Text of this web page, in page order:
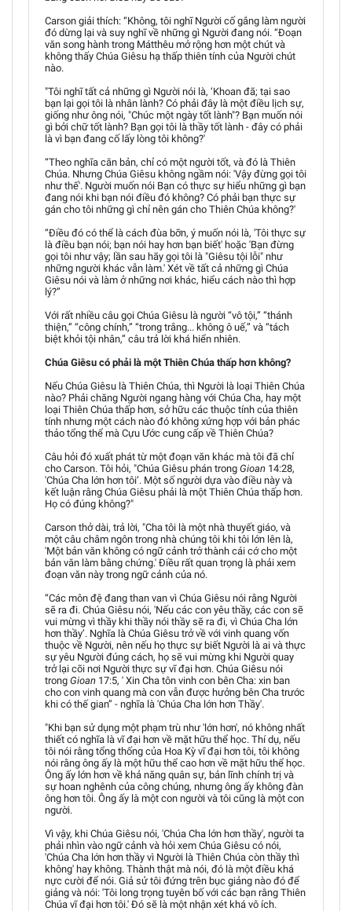
Carson giải thích: “Không, tôi nghĩ Người cố gắng làm người
đó dừng lại và suy nghĩ về những gì Người đang nói. “Đoạn
văn song hành trong Mátthêu mở rộng hơn một chút và
không thấy Chúa Giêsu hạ thấp thiên tính của Người chút
nào.
"Tôi nghĩ tất cả những gì Người nói là, ‘Khoan đã; tại sao
bạn lại gọi tôi là nhân lành? Có phải đây là một điều lịch sự,
giống như ông nói, "Chúc một ngày tốt lành"? Bạn muốn nói
gì bởi chữ tốt lành? Bạn gọi tôi là thầy tốt lành - đây có phải
là vì bạn đang cố lấy lòng tôi không?'
“Theo nghĩa căn bản, chỉ có một người tốt, và đó là Thiên
Chúa. Nhưng Chúa Giêsu không ngầm nói: 'Vậy đừng gọi tôi
như thế'. Người muốn nói Bạn có thực sự hiểu những gì bạn
đang nói khi bạn nói điều đó không? Có phải bạn thực sự
gán cho tôi những gì chỉ nên gán cho Thiên Chúa không?'
“Điều đó có thể là cách đùa bỡn, ý muốn nói là, 'Tôi thực sự
là điều bạn nói; bạn nói hay hơn bạn biết' hoặc 'Bạn đừng
gọi tôi như vậy; lần sau hãy gọi tôi là "Giêsu tội lỗi" như
những người khác vẫn làm.' Xét về tất cả những gì Chúa
Giêsu nói và làm ở những nơi khác, hiểu cách nào thì hợp
lý?”
Với rất nhiều câu gọi Chúa Giêsu là người “vô tội,” “thánh
thiện,” “công chính,” “trong trắng... không ô uế,” và “tách
biệt khỏi tội nhân,” câu trả lời khá hiển nhiên.
Chúa Giêsu có phải là một Thiên Chúa thấp hơn không?
Nếu Chúa Giêsu là Thiên Chúa, thì Người là loại Thiên Chúa
nào? Phải chăng Người ngang hàng với Chúa Cha, hay một
loại Thiên Chúa thấp hơn, sở hữu các thuộc tính của thiên
tính nhưng một cách nào đó không xứng hợp với bản phác
thảo tổng thể mà Cựu Ước cung cấp về Thiên Chúa?
Câu hỏi đó xuất phát từ một đoạn văn khác mà tôi đã chỉ
cho Carson. Tôi hỏi, "Chúa Giêsu phán trong Gioan 14:28,
'Chúa Cha lớn hơn tôi’. Một số người dựa vào điều này và
kết luận rằng Chúa Giêsu phải là một Thiên Chúa thấp hơn.
Họ có đúng không?"
Carson thở dài, trả lời, "Cha tôi là một nhà thuyết giáo, và
một câu châm ngôn trong nhà chúng tôi khi tôi lớn lên là,
'Một bản văn không có ngữ cảnh trở thành cái cớ cho một
bản văn làm bằng chứng.' Điều rất quan trọng là phải xem
đoạn văn này trong ngữ cảnh của nó.
“Các môn đệ đang than van vì Chúa Giêsu nói rằng Người
sẽ ra đi. Chúa Giêsu nói, 'Nếu các con yêu thầy, các con sẽ
vui mừng vì thầy khi thầy nói thầy sẽ ra đi, vì Chúa Cha lớn
hơn thầy’. Nghĩa là Chúa Giêsu trở về với vinh quang vốn
thuộc về Người, nên nếu họ thực sự biết Người là ai và thực
sự yêu Người đúng cách, họ sẽ vui mừng khi Người quay
trở lại cõi nơi Người thực sự vĩ đại hơn. Chúa Giêsu nói
trong Gioan 17:5, ' Xin Cha tôn vinh con bên Cha: xin ban
cho con vinh quang mà con vẫn được hưởng bên Cha trước
khi có thế gian” - nghĩa là 'Chúa Cha lớn hơn Thầy'.
"Khi bạn sử dụng một phạm trù như 'lớn hơn', nó không nhất
thiết có nghĩa là vĩ đại hơn về mặt hữu thể học. Thí dụ, nếu
tôi nói rằng tổng thống của Hoa Kỳ vĩ đại hơn tôi, tôi không
nói rằng ông ấy là một hữu thể cao hơn về mặt hữu thể học.
Ông ấy lớn hơn về khả năng quân sự, bản lĩnh chính trị và
sự hoan nghênh của công chúng, nhưng ông ấy không đàn
ông hơn tôi. Ông ấy là một con người và tôi cũng là một con
người.
Vì vậy, khi Chúa Giêsu nói, 'Chúa Cha lớn hơn thầy', người ta
phải nhìn vào ngữ cảnh và hỏi xem Chúa Giêsu có nói,
'Chúa Cha lớn hơn thầy vì Người là Thiên Chúa còn thầy thì
không' hay không. Thành thật mà nói, đó là một điều khá
nực cười để nói. Giả sử tôi đứng trên bục giảng nào đó để
giảng và nói: 'Tôi long trọng tuyên bố với các bạn rằng Thiên
Chúa vĩ đại hơn tôi.' Đó sẽ là một nhận xét khá vô ích.